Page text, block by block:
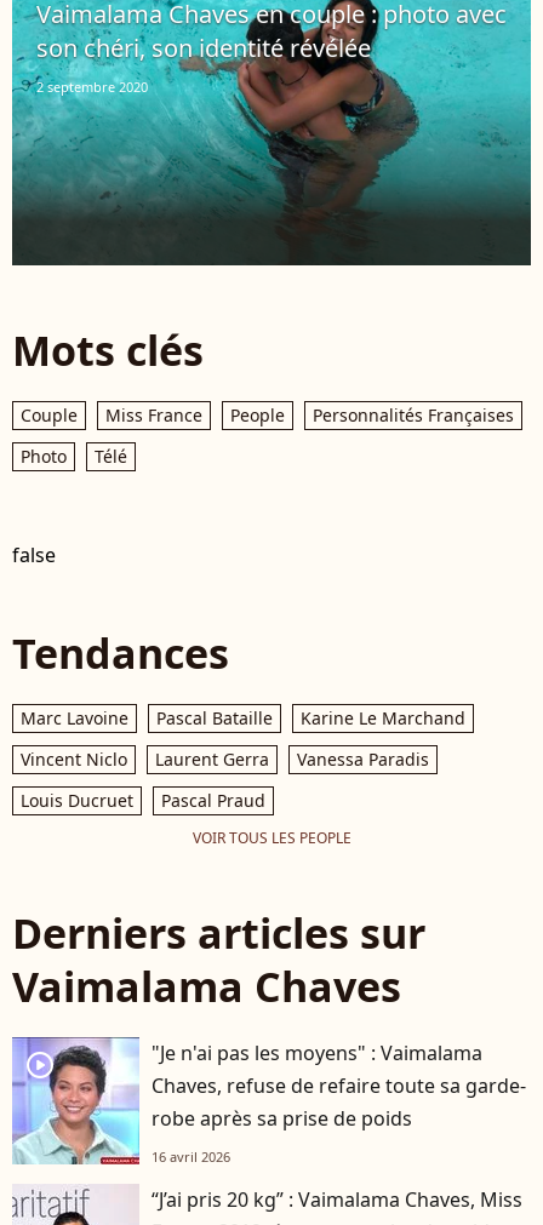
Vaimalama Chaves en couple : photo avec
son chéri, son identité révélée
2 septembre 2020
Mots clés
Couple Miss France People
Personnalités Françaises
Photo
Télé
false
Tendances
Marc Lavoine Pascal Bataille
Karine Le Marchand
Vincent Niclo
Laurent Gerra
Vanessa Paradis
Louis Ducruet
Pascal Praud
VOIR TOUS LES PEOPLE
Derniers articles sur
Vaimalama Chaves
player2
"Je n'ai pas les moyens" : Vaimalama
Chaves, refuse de refaire toute sa garde-
robe après sa prise de poids
16 avril 2026
“J’ai pris 20 kg” : Vaimalama Chaves, Miss